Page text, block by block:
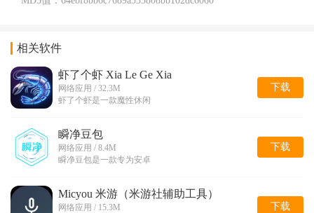
相关软件
虾了个虾 Xia Le Ge Xia
网络应用 / 32.3M
虾了个虾是一款魔性休闲
下载
瞬净豆包
网络应用 / 8.4M
瞬净豆包是一款专为安卓
下载
Micyou 米游（米游社辅助工具）
网络应用 / 15.3M
下载